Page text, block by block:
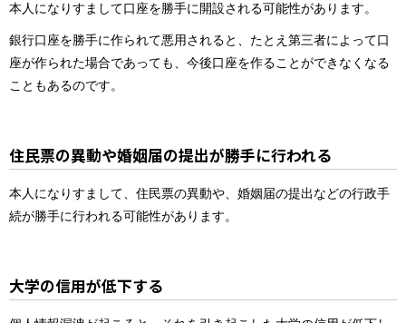
本人になりすまして口座を勝手に開設される可能性があります。
銀行口座を勝手に作られて悪用されると、たとえ第三者によって口
座が作られた場合であっても、今後口座を作ることができなくなる
こともあるのです。
住民票の異動や婚姻届の提出が勝手に行われる
本人になりすまして、住民票の異動や、婚姻届の提出などの行政手
続が勝手に行われる可能性があります。
大学の信用が低下する